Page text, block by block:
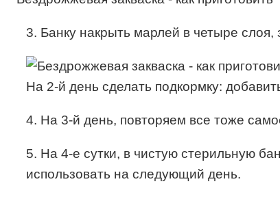
3. Банку накрыть марлей в четыре
На 2-й день сделать подкормку:
4. На 3-й день, повторяем все тоже
5. На 4-е сутки, в чистую стерильную
использовать на следующий день.